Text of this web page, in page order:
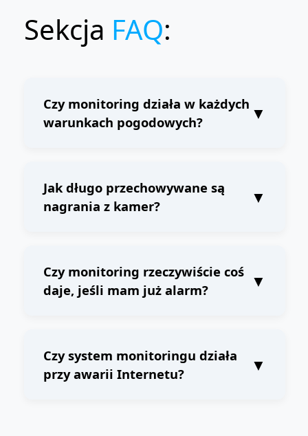
Sekcja FAQ:
Czy monitoring działa w każdych
warunkach pogodowych?
▼
Jak długo przechowywane są
nagrania z kamer?
▼
archiwizacji to od 7 do 30 dni, w zależności od
wybranej konfiguracji.
Czy monitoring rzeczywiście coś
daje, jeśli mam już alarm?
▼
to nagranie jest najważniejszym dowodem przy
zgłoszeniu szkody.
Czy system monitoringu działa
przy awarii Internetu?
▼